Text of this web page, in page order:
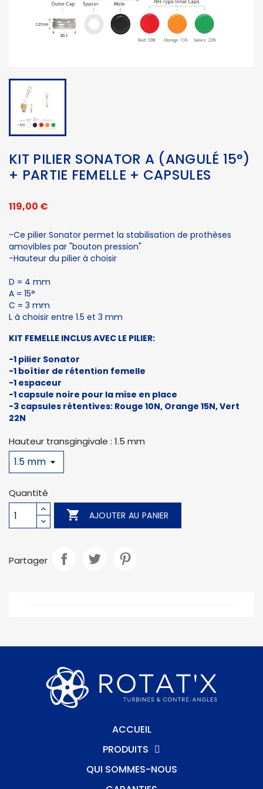
KIT PILIER SONATOR A (ANGULÉ 15°)
+ PARTIE FEMELLE + CAPSULES
119,00 €
-Ce pilier Sonator permet la stabilisation de prothèses
amovibles par "bouton pression"
-Hauteur du pilier à choisir
D = 4 mm
A = 15°
C = 3 mm
L à choisir entre 1.5 et 3 mm
KIT FEMELLE INCLUS AVEC LE PILIER:
-1 pilier Sonator
-1 boîtier de rétention femelle
-1 espaceur
-1 capsule noire pour la mise en place
-3 capsules rétentives: Rouge 10N, Orange 15N, Vert
22N
Hauteur transgingivale : 1.5 mm
Quantité
 AJOUTER AU PANIER
Partager
ACCUEIL
PRODUITS
QUI SOMMES-NOUS